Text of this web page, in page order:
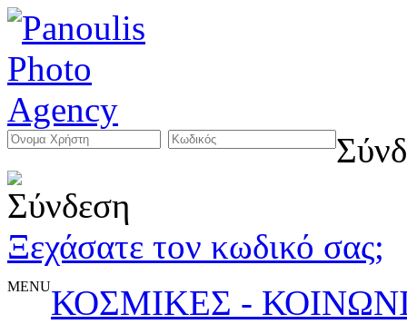
Ξεχάσατε τον κωδικό σας;
MENUΚΟΣΜΙΚΕΣ -